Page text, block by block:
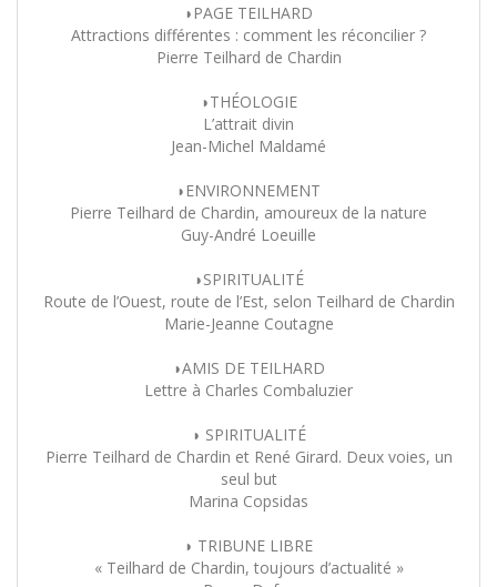
◗PAGE TEILHARD
Attractions différentes : comment les réconcilier ?
Pierre Teilhard de Chardin
◗THÉOLOGIE
L’attrait divin
Jean-Michel Maldamé
◗ENVIRONNEMENT
Pierre Teilhard de Chardin, amoureux de la nature
Guy-André Loeuille
◗SPIRITUALITÉ
Route de l’Ouest, route de l’Est, selon Teilhard de Chardin
Marie-Jeanne Coutagne
◗AMIS DE TEILHARD
Lettre à Charles Combaluzier
◗ SPIRITUALITÉ
Pierre Teilhard de Chardin et René Girard. Deux voies, un
seul but
Marina Copsidas
◗ TRIBUNE LIBRE
« Teilhard de Chardin, toujours d’actualité »